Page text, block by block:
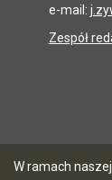
W ramach
e-mail:
Zespół